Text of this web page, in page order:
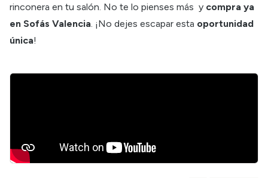
rinconera en tu salón. No te lo pienses más y compra ya
en Sofás Valencia. ¡No dejes escapar esta oportunidad
única!